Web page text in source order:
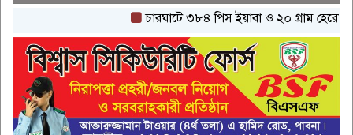
চারঘাটে ৩৮৪ পিস ইয়াবা ও ২০ গ্রাম হেরোইনসহ